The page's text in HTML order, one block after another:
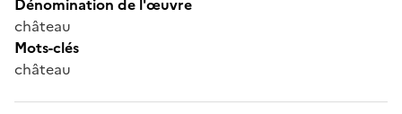
château
Mots-clés
château